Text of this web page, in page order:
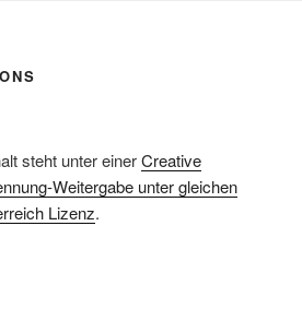
steht unter einerCreative
Weitergabe unter gleichen
Lizenz.